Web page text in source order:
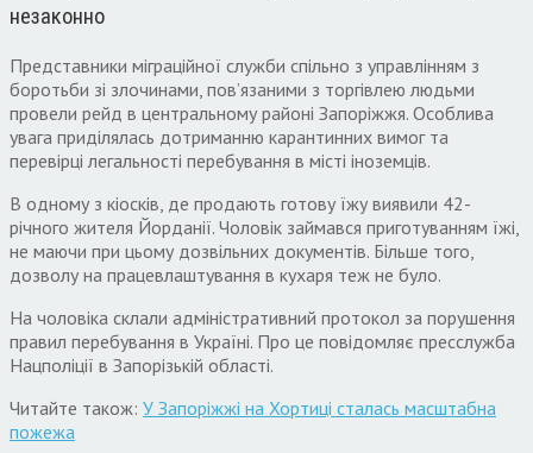
незаконно
Представники міграційної служби спільно з управлінням з
боротьби зі злочинами, пов’язаними з торгівлею людьми
провели рейд в центральному районі Запоріжжя. Особлива
увага приділялась дотриманню карантинних вимог та
перевірці легальності перебування в місті іноземців.
В одному з кіосків, де продають готову їжу виявили 42-
річного жителя Йорданії. Чоловік займався приготуванням їжі,
не маючи при цьому дозвільних документів. Більше того,
дозволу на працевлаштування в кухаря теж не було.
На чоловіка склали адміністративний протокол за порушення
правил перебування в Україні. Про це повідомляє пресслужба
Нацполіції в Запорізькій області.
Читайте також: У Запоріжжі на Хортиці сталась масштабна
пожежа